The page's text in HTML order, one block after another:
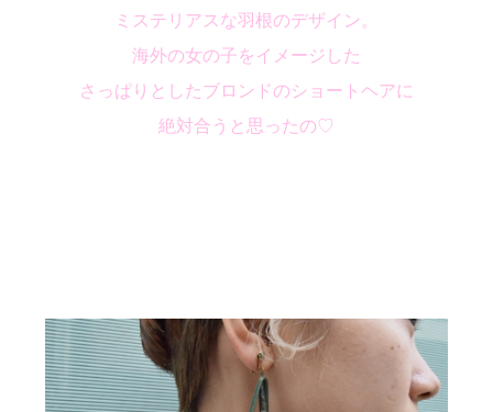
ミステリアスな羽根のデザイン。
海外の女の子をイメージした
さっぱりとしたブロンドのショートヘアに
絶対合うと思ったの♡